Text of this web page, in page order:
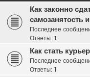
Как законно
самозанятость
Последнее
Ответы: 1
Как стать
Последнее
Ответы: 1